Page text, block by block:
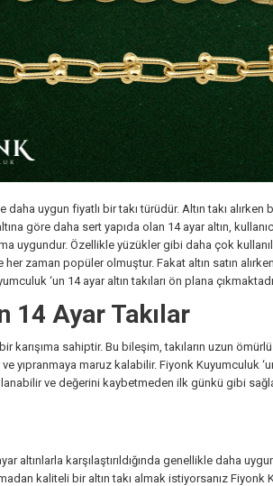
uygun fiyatlı bir takı türüdür. Altın takı alırken
göre daha sert yapıda olan 14 ayar altın,
uygundur. Özellikle yüzükler gibi daha çok
zaman popüler olmuştur. Fakat altın satın
‘un 14 ayar altın takıları ön plana
14 Ayar Takılar
karışıma sahiptir. Bu bileşim, takıların uzun ömürlü
yıpranmaya maruz kalabilir. Fiyonk Kuyumculuk
ve değerini kaybetmeden ilk günkü gibi
karşılaştırıldığında genellikle daha
kaliteli bir altın takı almak istiyorsanız Fiyonk